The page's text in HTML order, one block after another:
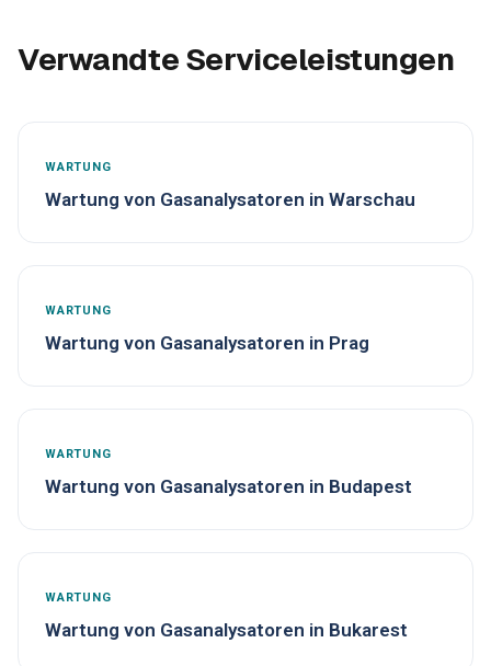
Verwandte Serviceleistungen
WARTUNG
Wartung von Gasanalysatoren in Warschau
WARTUNG
Wartung von Gasanalysatoren in Prag
WARTUNG
Wartung von Gasanalysatoren in Budapest
WARTUNG
Wartung von Gasanalysatoren in Bukarest